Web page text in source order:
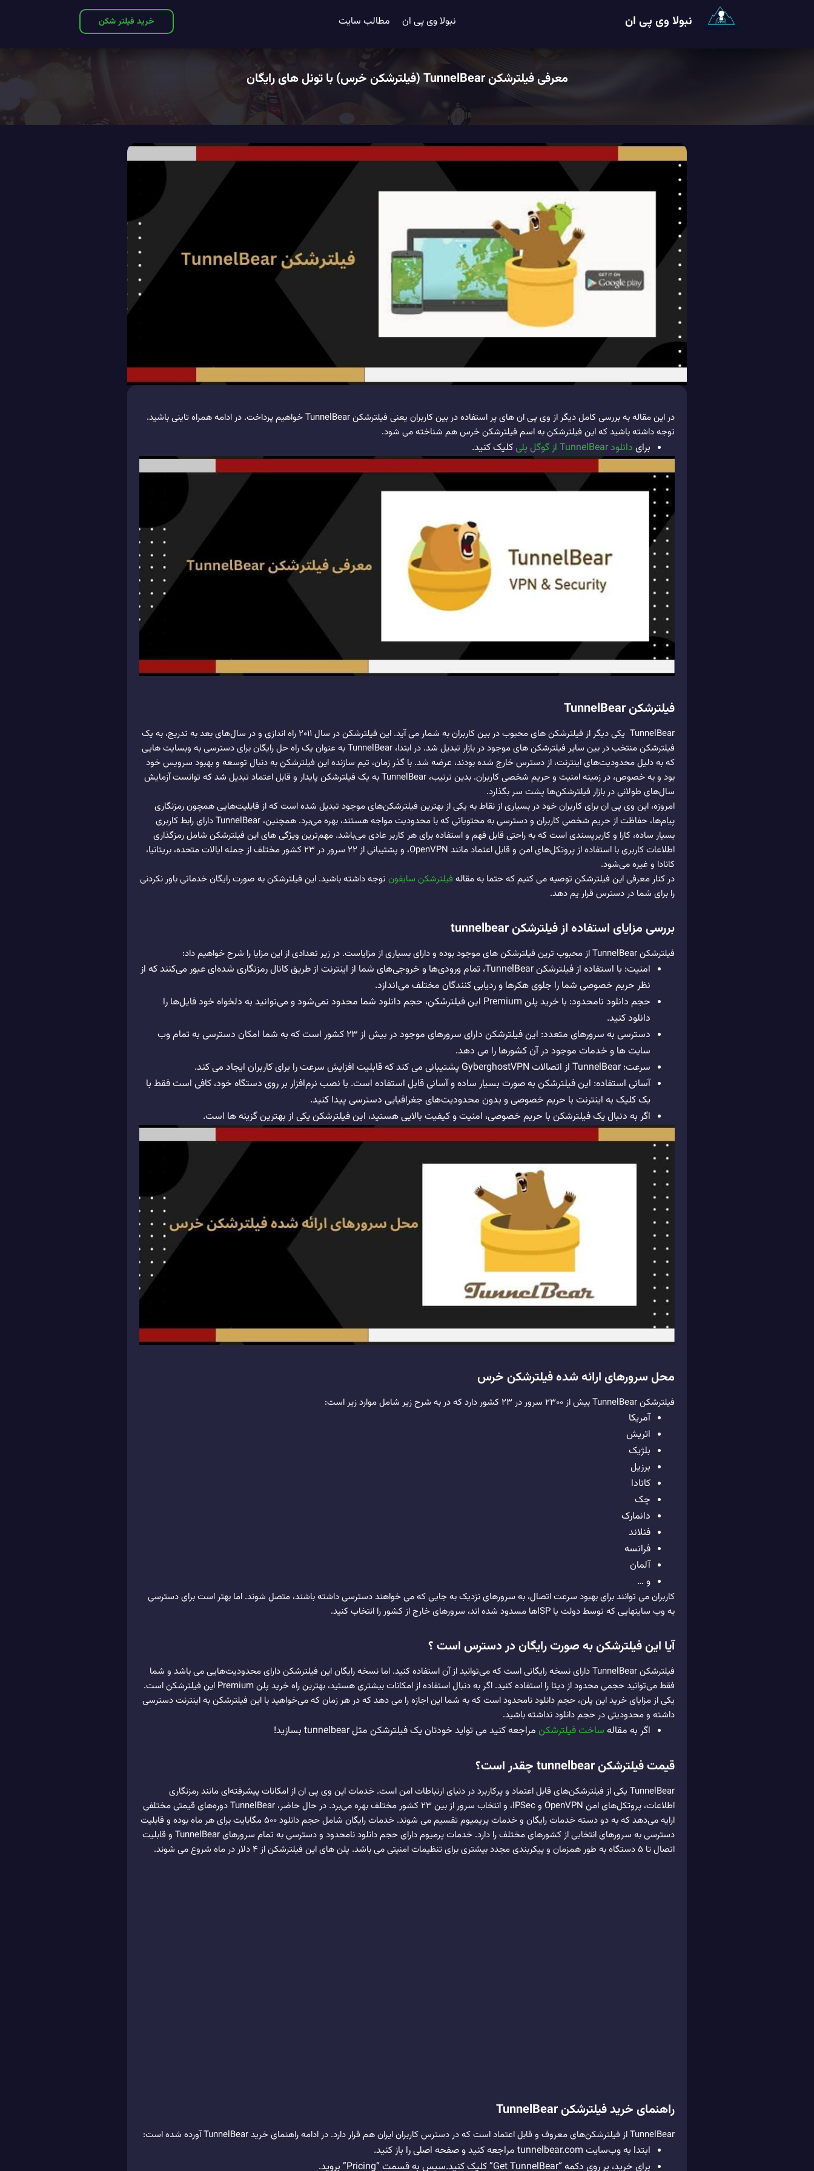
نبولا وی پی ان نبولا وی پی ان مطالب سایت خرید فیلتر شکن
معرفی فیلترشکن TunnelBear (فیلترشکن خرس) با تونل های رایگان
در این مقاله به بررسی کامل دیگر از وی پی ان های پر استفاده در بین کاربران یعنی فیلترشکن TunnelBear خواهیم پرداخت. در ادامه همراه تاینی باشید.
توجه داشته باشید که این فیلترشکن به اسم فیلترشکن خرس هم شناخته می شود.
برای دانلود TunnelBear از گوگل پلی کلیک کنید.
فیلترشکن TunnelBear
TunnelBear یکی دیگر از فیلترشکن های محبوب در بین کاربران به شمار می آید. این فیلترشکن در سال 2011 راه اندازی و در سال‌های بعد به تدریج، به یک
فیلترشکن منتخب در بین سایر فیلترشکن‌ های موجود در بازار تبدیل شد. در ابتدا، TunnelBear به عنوان یک راه حل رایگان برای دسترسی به وبسایت‌ هایی
که به دلیل محدودیت‌های اینترنت، از دسترس خارج شده بودند، عرضه شد. با گذر زمان، تیم سازنده این فیلترشکن به دنبال توسعه و بهبود سرویس خود
بود و به خصوص، در زمینه امنیت و حریم شخصی کاربران. بدین ترتیب، TunnelBear به یک فیلترشکن پایدار و قابل اعتماد تبدیل شد که توانست آزمایش
سال‌های طولانی در بازار فیلترشکن‌ها پشت سر بگذارد.
امروزه، این وی پی ان برای کاربران خود در بسیاری از نقاط به یکی از بهترین فیلترشکن‌های موجود تبدیل شده است که از قابلیت‌هایی همچون رمزنگاری
پیام‌ها، حفاظت از حریم شخصی کاربران و دسترسی به محتویاتی که با محدودیت مواجه هستند، بهره می‌برد. همچنین، TunnelBear دارای رابط کاربری
بسیار ساده، کارا و کاربرپسندی است که به راحتی قابل فهم و استفاده برای هر کاربر عادی می‌باشد. مهم‌ترین ویژگی‌ های این فیلترشکن شامل رمزگذاری
اطلاعات کاربری با استفاده از پروتکل‌های امن و قابل اعتماد مانند OpenVPN، و پشتیبانی از ۲۲ سرور در ۲۳ کشور مختلف از جمله ایالات متحده، بریتانیا،
کانادا و غیره می‌شود.
در کنار معرفی این فیلترشکن توصیه می کنیم که حتما به مقاله فیلترشکن سایفون توجه داشته باشید. این فیلترشکن به صورت رایگان خدماتی باور نکردنی
را برای شما در دسترس قرار یم دهد.
بررسی مزایای استفاده از فیلترشکن tunnelbear
فیلترشکن TunnelBear از محبوب ترین فیلترشکن های موجود بوده و دارای بسیاری از مزایاست. در زیر تعدادی از این مزایا را شرح خواهیم داد:
امنیت: با استفاده از فیلترشکن TunnelBear، تمام ورودی‌ها و خروجی‌های شما از اینترنت از طریق کانال رمزنگاری شده‌ای عبور می‌کنند که از
نظر حریم خصوصی شما را جلوی هکرها و ردیابی کنندگان مختلف می‌اندازد.
حجم دانلود نامحدود: با خرید پلن Premium این فیلترشکن، حجم دانلود شما محدود نمی‌شود و می‌توانید به دلخواه خود فایل‌ها را
دانلود کنید.
دسترسی به سرورهای متعدد: این فیلترشکن دارای سرورهای موجود در بیش از ۲۳ کشور است که به شما امکان دسترسی به تمام وب
سایت ها و خدمات موجود در آن کشورها را می دهد.
سرعت: TunnelBear از اتصالات GyberghostVPN پشتیبانی می کند که قابلیت افزایش سرعت را برای کاربران ایجاد می کند.
آسانی استفاده: این فیلترشکن به صورت بسیار ساده و آسانی قابل استفاده است. با نصب نرم‌افزار بر روی دستگاه خود، کافی است فقط با
یک کلیک به اینترنت با حریم خصوصی و بدون محدودیت‌های جغرافیایی دسترسی پیدا کنید.
اگر به دنبال یک فیلترشکن با حریم خصوصی، امنیت و کیفیت بالایی هستید، این فیلترشکن یکی از بهترین گزینه ها است.
محل سرورهای ارائه شده فیلترشکن خرس
فیلترشکن TunnelBear بیش از ۲۳۰۰ سرور در ۲۳ کشور دارد که در به شرح زیر شامل موارد زیر است:
آمریکا
اتریش
بلژیک
برزیل
کانادا
چک
دانمارک
فنلاند
فرانسه
آلمان
و …
کاربران می توانند برای بهبود سرعت اتصال، به سرورهای نزدیک به جایی که می خواهند دسترسی داشته باشند، متصل شوند. اما بهتر است برای دسترسی
به وب سایتهایی که توسط دولت یا ISPها مسدود شده اند، سرورهای خارج از کشور را انتخاب کنید.
آیا این فیلترشکن به صورت رایگان در دسترس است ؟
فیلترشکن TunnelBear دارای نسخه‌ رایگانی است که می‌توانید از آن استفاده کنید. اما نسخه رایگان این فیلترشکن دارای محدودیت‌هایی می باشد و شما
فقط می‌توانید حجمی محدود از دیتا را استفاده کنید. اگر به دنبال استفاده از امکانات بیشتری هستید، بهترین راه خرید پلن Premium این فیلترشکن است.
یکی از مزایای خرید این پلن، حجم دانلود نامحدود است که به شما این اجازه را می‌ دهد که در هر زمان که می‌خواهید با این فیلترشکن به اینترنت دسترسی
داشته و محدودیتی در حجم دانلود نداشته باشید.
اگر به مقاله ساخت فیلترشکن مراجعه کنید می تواید خودتان یک فیلترشکن مثل tunnelbear بسازید!
قیمت فیلترشکن tunnelbear چقدر است؟
TunnelBear یکی از فیلترشکن‌های قابل اعتماد و پرکاربرد در دنیای ارتباطات امن است. خدمات این وی پی ان از امکانات پیشرفته‌ای مانند رمزنگاری
اطلاعات، پروتکل‌های امن OpenVPN و IPSec، و انتخاب سرور از بین ۲۳ کشور مختلف بهره می‌برد. در حال حاضر، TunnelBear دوره‌های قیمتی مختلفی
ارایه می‌دهد که به دو دسته خدمات رایگان و خدمات پریمیوم تقسیم می شوند. خدمات رایگان شامل حجم دانلود ۵۰۰ مگابایت برای هر ماه بوده و قابلیت
دسترسی به سرورهای انتخابی از کشورهای مختلف را دارد. خدمات پرمیوم دارای حجم دانلود نامحدود و دسترسی به تمام سرورهای TunnelBear و قابلیت
اتصال تا ۵ دستگاه به طور همزمان و پیکربندی مجدد بیشتری برای تنظیمات امنیتی می باشد. پلن های این فیلترشکن از 4 دلار در ماه شروع می شوند.
راهنمای خرید فیلترشکن TunnelBear
TunnelBear از فیلترشکن‌های معروف و قابل اعتماد است که در دسترس کاربران ایران هم قرار دارد. در ادامه راهنمای خرید TunnelBear آورده شده است:
ابتدا به وب‌سایت tunnelbear.com مراجعه کنید و صفحه اصلی را باز کنید.
برای خرید، بر روی دکمه “Get TunnelBear” کلیک کنید.سپس به قسمت “Pricing” بروید.